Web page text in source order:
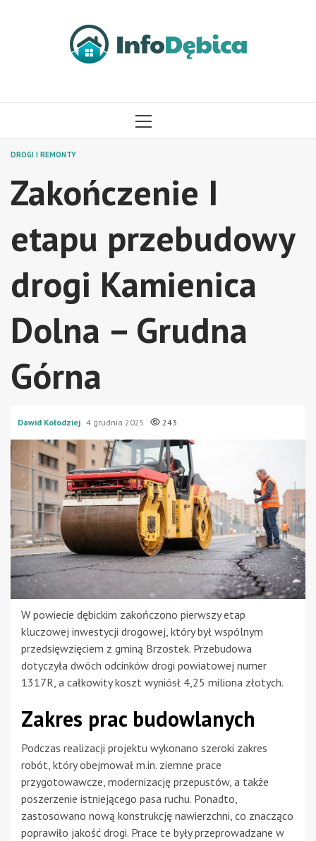
MENU
DROGI I REMONTY
Zakończenie I
etapu przebudowy
drogi Kamienica
Dolna – Grudna
Górna
Dawid Kołodziej 4 grudnia 2025 243
W powiecie dębickim zakończono pierwszy etap
kluczowej inwestycji drogowej, który był wspólnym
przedsięwzięciem z gminą Brzostek. Przebudowa
dotyczyła dwóch odcinków drogi powiatowej numer
1317R, a całkowity koszt wyniósł 4,25 miliona złotych.
Zakres prac budowlanych
Podczas realizacji projektu wykonano szeroki zakres
robót, który obejmował m.in. ziemne prace
przygotowawcze, modernizację przepustów, a także
poszerzenie istniejącego pasa ruchu. Ponadto,
zastosowano nową konstrukcję nawierzchni, co znacząco
poprawiło jakość drogi. Prace te były przeprowadzane w